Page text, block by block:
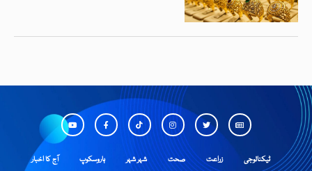
آج کا اخبار ہاروسکوپ شہر شہر صحت زراعت ٹیکنالوجی